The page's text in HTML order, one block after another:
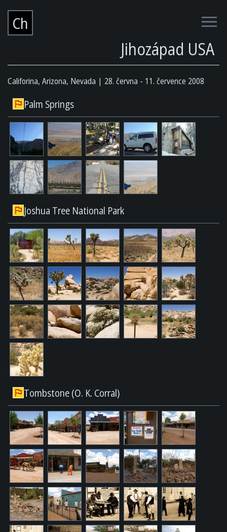
Ch
Jihozápad USA
Califorina, Arizona, Nevada 28. června - 11. července 2008
Palm Springs
Joshua Tree National Park
Tombstone (O. K. Corral)